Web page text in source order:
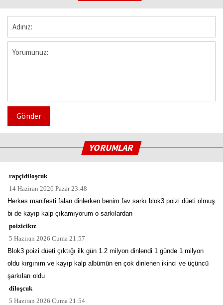
Gönder
YORUMLAR
rapçidiloşcuk
14 Haziran 2026 Pazar 23:48
Herkes manifesti falan dinlerken benim fav sarkı blok3 poizi düeti olmuş
bi de kayıp kalp çıkamıyorum o sarkılardan
poizicikız
5 Haziran 2026 Cuma 21:57
Blok3 poizi düeti çıktığı ilk gün 1.2 milyon dinlendi 1 günde 1 milyon
oldu kırgınım ve kayıp kalp albümün en çok dinlenen ikinci ve üçüncü
şarkıları oldu
diloşcuk
5 Haziran 2026 Cuma 21:54